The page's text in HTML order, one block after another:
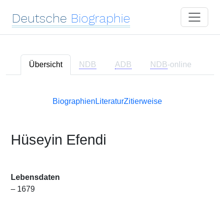
Deutsche Biographie
Übersicht NDB ADB NDB-online
Biographien LiteraturZitierweise
Hüseyin Efendi
Lebensdaten
– 1679